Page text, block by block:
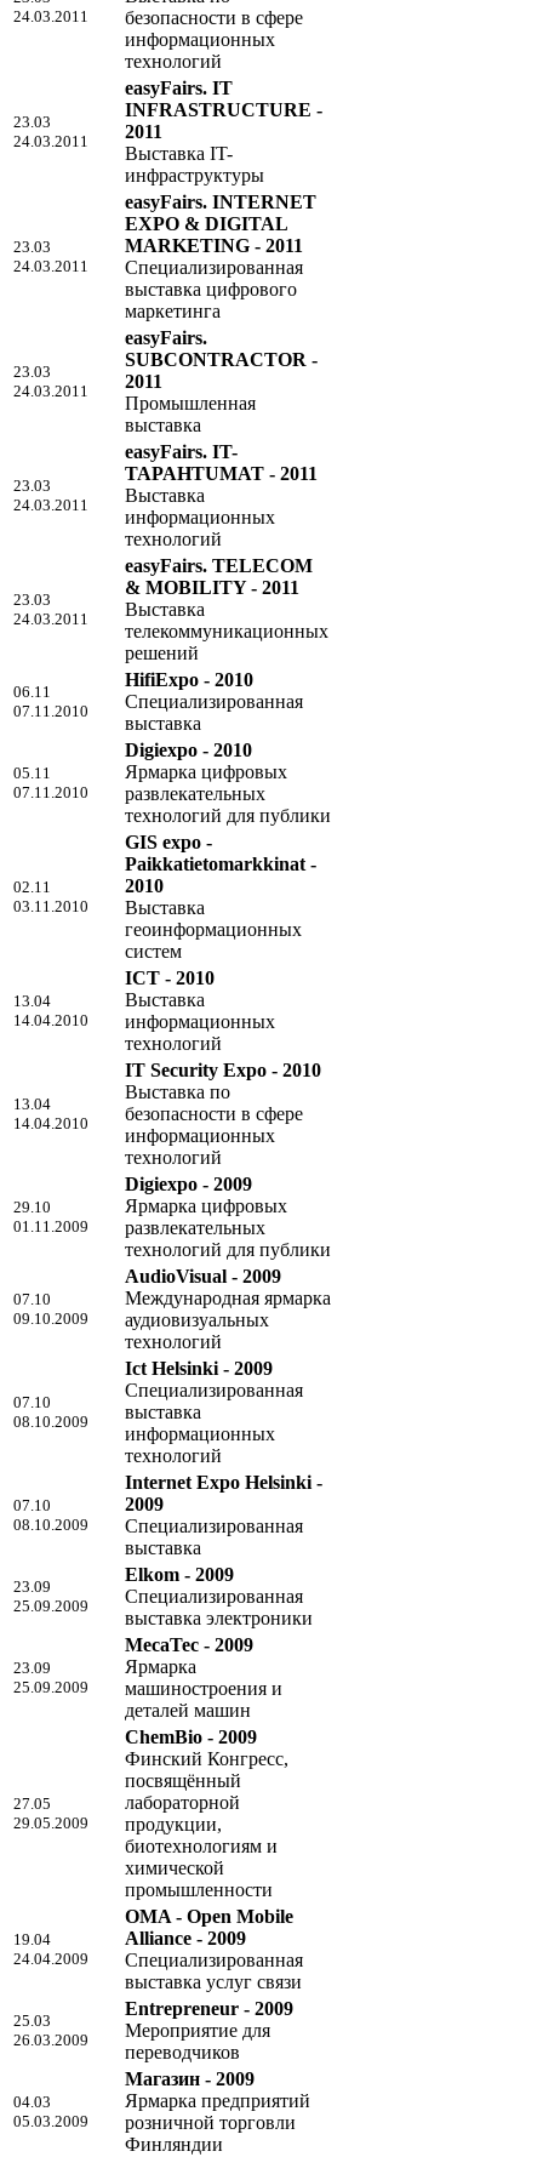
24.03.2011
безопасности в сфере
информационных
технологий
23.03
24.03.2011
easyFairs. IT
INFRASTRUCTURE -
2011
Выставка IT-
инфраструктуры
23.03
24.03.2011
easyFairs. INTERNET
EXPO & DIGITAL
MARKETING - 2011
Специализированная
выставка цифрового
маркетинга
23.03
24.03.2011
easyFairs.
SUBCONTRACTOR -
2011
Промышленная
выставка
23.03
24.03.2011
easyFairs. IT-
TAPAHTUMAT - 2011
Выставка
информационных
технологий
23.03
24.03.2011
easyFairs. TELECOM
& MOBILITY - 2011
Выставка
телекоммуникационных
решений
06.11
07.11.2010
HifiExpo - 2010
Специализированная
выставка
05.11
07.11.2010
Digiexpo - 2010
Ярмарка цифровых
развлекательных
технологий для публики
02.11
03.11.2010
GIS expo -
Paikkatietomarkkinat -
2010
Выставка
геоинформационных
систем
13.04
14.04.2010
ICT - 2010
Выставка
информационных
технологий
13.04
14.04.2010
IT Security Expo - 2010
Выставка по
безопасности в сфере
информационных
технологий
29.10
01.11.2009
Digiexpo - 2009
Ярмарка цифровых
развлекательных
технологий для публики
07.10
09.10.2009
AudioVisual - 2009
Международная ярмарка
аудиовизуальных
технологий
07.10
08.10.2009
Ict Helsinki - 2009
Специализированная
выставка
информационных
технологий
07.10
08.10.2009
Internet Expo Helsinki -
2009
Специализированная
выставка
23.09
25.09.2009
Elkom - 2009
Специализированная
выставка электроники
23.09
25.09.2009
MecaTec - 2009
Ярмарка
машиностроения и
деталей машин
27.05
29.05.2009
ChemBio - 2009
Финский Конгресс,
посвящённый
лабораторной
продукции,
биотехнологиям и
химической
промышленности
19.04
24.04.2009
OMA - Open Mobile
Alliance - 2009
Специализированная
выставка услуг связи
25.03
26.03.2009
Entrepreneur - 2009
Мероприятие для
переводчиков
04.03
05.03.2009
Магазин - 2009
Ярмарка предприятий
розничной торговли
Финляндии